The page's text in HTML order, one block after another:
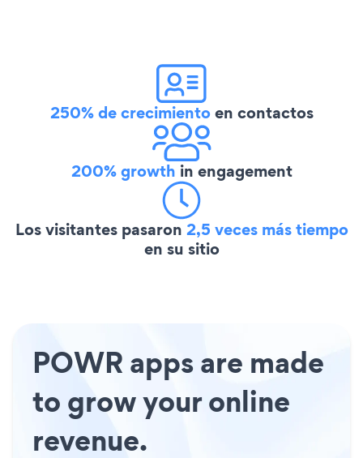
250% de crecimientoen contactos
200% growth in engagement
Los visitantes pasaron 2,5 veces más tiempo
en su sitio
POWR apps are made
to grow your online
revenue.